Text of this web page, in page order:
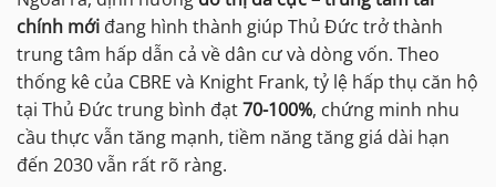
chính mới đang hình thành giúp Thủ Đức trở thành
trung tâm hấp dẫn cả về dân cư và dòng vốn. Theo
thống kê của CBRE và Knight Frank, tỷ lệ hấp thụ căn hộ
tại Thủ Đức trung bình đạt70-100%, chứng minh nhu
cầu thực vẫn tăng mạnh, tiềm năng tăng giá dài hạn
đến 2030 vẫn rất rõ ràng.